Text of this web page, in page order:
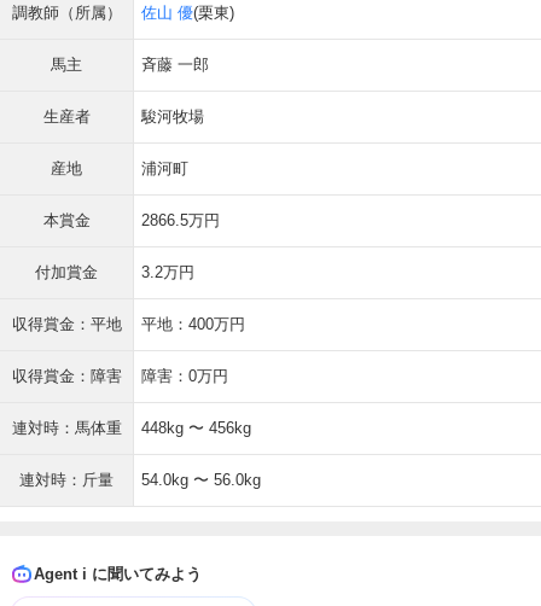
調教師（所属） 佐山 優(栗東)
馬主 斉藤 一郎
生産者 駿河牧場
産地 浦河町
本賞金 2866.5万円
付加賞金 3.2万円
収得賞金：平地 平地：400万円
収得賞金：障害 障害：0万円
連対時：馬体重 448kg 〜 456kg
連対時：斤量 54.0kg 〜 56.0kg
Agent i に聞いてみよう